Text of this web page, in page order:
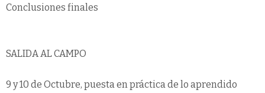
Conclusiones finales
SALIDA AL CAMPO
9 y 10 de Octubre, puesta en práctica de lo aprendido